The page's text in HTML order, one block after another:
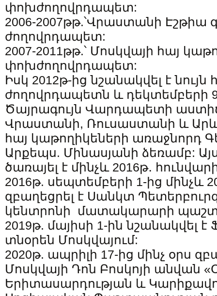
փոխժողովրդապետ:
2006-2007թթ.՝Վրաստանի Էշթիա
ժողովրդապետ:
2007-2011թթ.՝ Մոսկվայի հայ
փոխժողովրդապետ:
Իսկ 2012թ-ից նշանակվել է նույն
ժողովրդապետն և դեկտեմբերի
Ծայրագույն Վարդապետի
Վրաստանի, Ռուսաստանի և
հայ կաթողիկեների առաջնորդ
Արքեպս. Մինասյանի ձեռամբ:
ծառայել է մինչև 2016թ․
2016թ. սեպտեմբերի 1-ից մինչև
զբաղեցրել է Սանկտ
կենտրոնի մատակարարի
2019թ. մայիսի 1-ին նշանակվել
տնօրեն Մոսկվայում:
2020թ. ապրիլի 17-ից մինչ օրս
Մոսկվայի Դոն Բոսկոյի անվան
Երիտասարդության և